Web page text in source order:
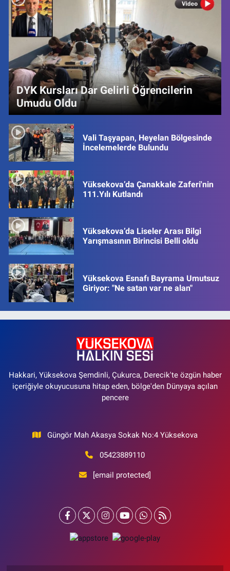
DYK Kursları Dar Gelirli Öğrencilerin
Umudu Oldu
Vali Taşyapan, Heyelan Bölgesinde
İncelemelerde Bulundu
Yüksekova’da Çanakkale Zaferi'nin
111.Yılı Kutlandı
Yüksekova’da Liseler Arası Bilgi
Yarışmasının Birincisi Belli oldu
Yüksekova Esnafı Bayrama Umutsuz
Giriyor: "Ne satan var ne alan"
Hakkari, Yüksekova Şemdinli, Çukurca, Derecik'te özgün haber
içeriğiyle okuyucusuna hitap eden, bölge'den Dünyaya açılan
pencere
Güngör Mah Akasya Sokak No:4 Yüksekova
05423889110
[email protected]